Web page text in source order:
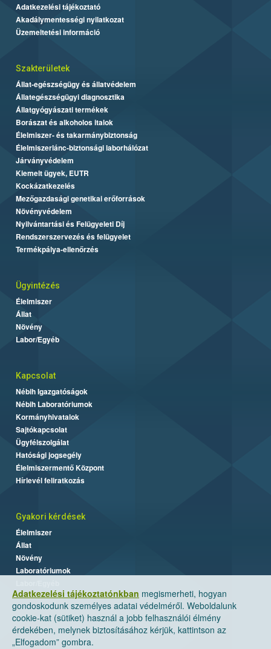
Adatkezelési tájékoztatónkban megismerheti, hogyan
gondoskodunk személyes adatai védelméről. Weboldalunk
cookie-kat (sütiket) használ a jobb felhasználói élmény
érdekében, melynek biztosításához kérjük, kattintson az
„Elfogadom” gombra.
Adatkezelési tájékoztató
Akadálymentességi nyilatkozat
Üzemeltetési információ
Szakterületek
Állat-egészségügy és állatvédelem
Állategészségügyi diagnosztika
Állatgyógyászati termékek
Borászat és alkoholos italok
Élelmiszer- és takarmánybiztonság
Élelmiszerlánc-biztonsági laborhálózat
Járványvédelem
Kiemelt ügyek, EUTR
Kockázatkezelés
Mezőgazdasági genetikai erőforrások
Növényvédelem
Nyilvántartási és Felügyeleti Díj
Rendszerszervezés és felügyelet
Termékpálya-ellenőrzés
Ügyintézés
Élelmiszer
Állat
Növény
Labor/Egyéb
Kapcsolat
Nébih Igazgatóságok
Nébih Laboratóriumok
Kormányhivatalok
Sajtókapcsolat
Ügyfélszolgálat
Hatósági jogsegély
Élelmiszermentő Központ
Hírlevél feliratkozás
Gyakori kérdések
Élelmiszer
Állat
Növény
Laboratóriumok